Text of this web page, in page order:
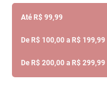
Até R$ 99,99
De R$ 100,00 a R$ 199,99
De R$ 200,00 a R$ 299,99